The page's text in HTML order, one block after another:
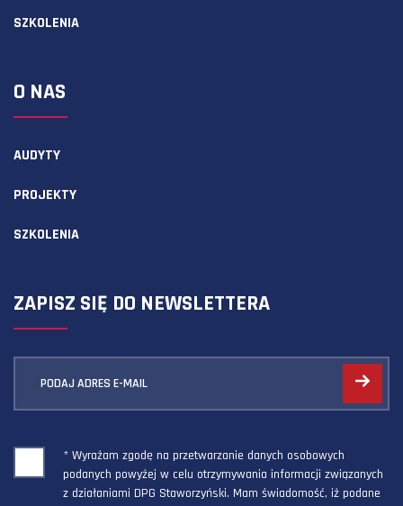
SZKOLENIA
O NAS
AUDYTY
PROJEKTY
SZKOLENIA
ZAPISZ SIĘ DO NEWSLETTERA
PODAJ ADRES E-MAIL
* Wyrażam zgodę na przetwarzanie danych osobowych
podanych powyżej w celu otrzymywania informacji związanych
z działaniami DPG Staworzyński. Mam świadomość, iż podane